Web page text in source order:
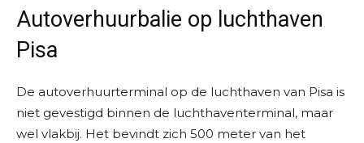
Autoverhuurbalie op luchthaven
Pisa
De autoverhuurterminal op de luchthaven van Pisa is
niet gevestigd binnen de luchthaventerminal, maar
wel vlakbij. Het bevindt zich 500 meter van het